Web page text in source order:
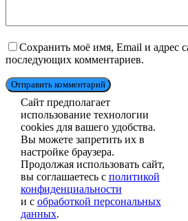
Сохранить моё имя, Email и адрес
последующих комментариев.
Отправить комментарий
Сайт предполагает
использование технологии
cookies для вашего удобства.
Вы можете запретить их в
настройке браузера.
Продолжая использовать сайт,
вы соглашаетесь с политикой
конфиденциальности
и с обработкой персональных
данных.